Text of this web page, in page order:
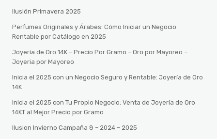
Ilusión Primavera 2025
Perfumes Originales y Árabes: Cómo Iniciar un Negocio
Rentable por Catálogo en 2025
Joyería de Oro 14K – Precio Por Gramo – Oro por Mayoreo –
Joyeria por Mayoreo
Inicia el 2025 con un Negocio Seguro y Rentable: Joyería de Oro
14K
Inicia el 2025 con Tu Propio Negocio: Venta de Joyería de Oro
14KT al Mejor Precio por Gramo
Ilusion Invierno Campaña 8 – 2024 – 2025